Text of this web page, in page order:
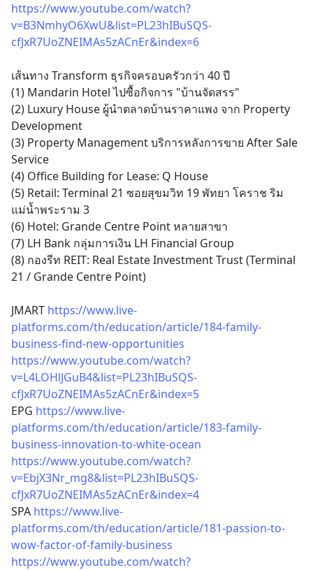
https://www.youtube.com/watch?
v=B3NmhyO6XwU&list=PL23hIBuSQS-
cfJxR7UoZNEIMAs5zACnEr&index=6
เส้นทาง Transform ธุรกิจครอบครัวกว่า 40 ปี
(1) Mandarin Hotel ไปซื้อกิจการ "บ้านจัดสรร"
(2) Luxury House ผู้นำตลาดบ้านราคาแพง จาก Property
Development
(3) Property Management บริการหลังการขาย After Sale
Service
(4) Office Building for Lease: Q House
(5) Retail: Terminal 21 ซอยสุขมวิท 19 พัทยา โคราช ริม
แม่น้ำพระราม 3
(6) Hotel: Grande Centre Point หลายสาขา
(7) LH Bank กลุ่มการเงิน LH Financial Group
(8) กองรีท REIT: Real Estate Investment Trust (Terminal
21 / Grande Centre Point)
JMART https://www.live-
platforms.com/th/education/article/184-family-
business-find-new-opportunities
https://www.youtube.com/watch?
v=L4LOHlJGuB4&list=PL23hIBuSQS-
cfJxR7UoZNEIMAs5zACnEr&index=5
EPG https://www.live-
platforms.com/th/education/article/183-family-
business-innovation-to-white-ocean
https://www.youtube.com/watch?
v=EbjX3Nr_mg8&list=PL23hIBuSQS-
cfJxR7UoZNEIMAs5zACnEr&index=4
SPA https://www.live-
platforms.com/th/education/article/181-passion-to-
wow-factor-of-family-business
https://www.youtube.com/watch?